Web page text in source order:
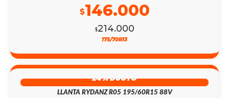
$214.000
$146.000
175/70R13
24% DSCTO
LLANTA RYDANZ R05 195/60R15 88V